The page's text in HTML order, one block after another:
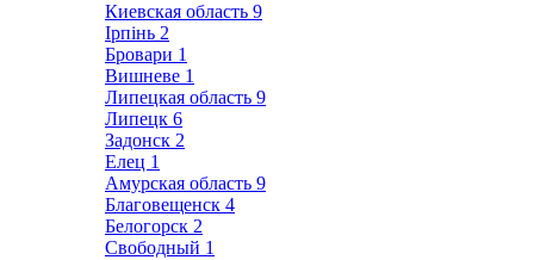
Киевская область 9
Ірпінь 2
Бровари 1
Вишневе 1
Липецкая область 9
Липецк 6
Задонск 2
Елец 1
Амурская область 9
Благовещенск 4
Белогорск 2
Свободный 1